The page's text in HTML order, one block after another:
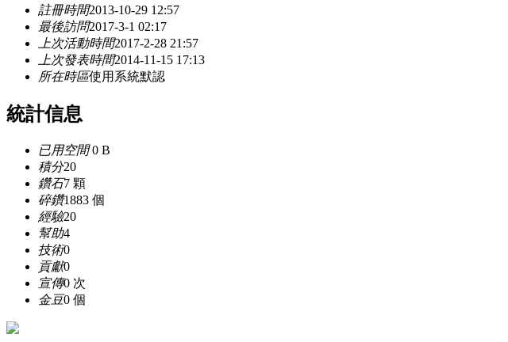
註冊時間2013-10-29 12:57
最後訪問2017-3-1 02:17
上次活動時間2017-2-28 21:57
上次發表時間2014-11-15 17:13
所在時區使用系統默認
統計信息
已用空間0 B
積分20
鑽石7 顆
碎鑽1883 個
經驗20
幫助4
技術0
貢獻0
宣傳0 次
金豆0 個